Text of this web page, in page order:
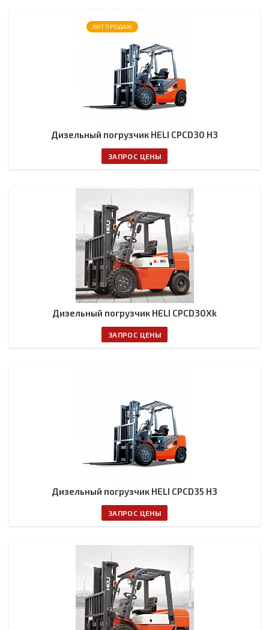
ХИТ ПРОДАЖ
Дизельный погрузчик HELI CPCD30 H3
ЗАПРОС ЦЕНЫ
Дизельный погрузчик HELI CPCD30Xk
ЗАПРОС ЦЕНЫ
Дизельный погрузчик HELI CPCD35 H3
ЗАПРОС ЦЕНЫ